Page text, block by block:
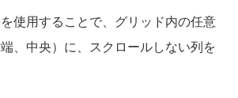
使用することで、グリッド内の任意
、中央）に、スクロールしない列を